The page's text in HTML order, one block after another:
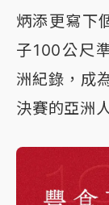
炳添更寫下
子100公尺
洲紀錄，成
決賽的亞洲